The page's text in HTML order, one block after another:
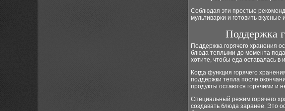
Соблюдая эти простые
мультиварки и готовить
Поддержка
Поддержка горячего хранения
блюда теплыми до момента
хотите, чтобы еда оставалась в
Когда функция горячего
поддержки тепла после
продукты остаются горячими и
Специальный режим горячего
создавать блюда заранее. Это